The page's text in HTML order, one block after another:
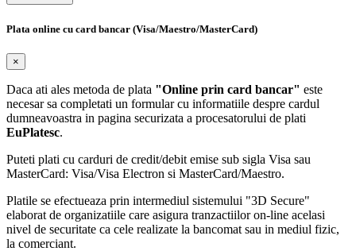
Plata online cu card bancar (Visa/Maestro/MasterCard)
×
Daca ati ales metoda de plata "Online prin card bancar" este
necesar sa completati un formular cu informatiile despre cardul
dumneavoastra in pagina securizata a procesatorului de plati
EuPlatesc.
Puteti plati cu carduri de credit/debit emise sub sigla Visa sau
MasterCard: Visa/Visa Electron si MasterCard/Maestro.
Platile se efectueaza prin intermediul sistemului "3D Secure"
elaborat de organizatiile care asigura tranzactiilor on-line acelasi
nivel de securitate ca cele realizate la bancomat sau in mediul fizic,
la comerciant.